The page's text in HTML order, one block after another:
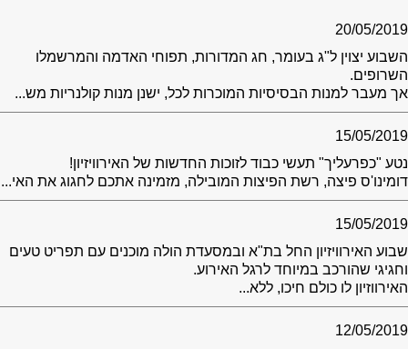
20/05/2019
השבוע יצוין ל"ג בעומר, חג המדורות, תפוחי האדמה והמרשמלו
השרופים.
אך מעבר למנות הבסיסיות המוכרות לכל, ישנן מנות קולנריות מש...
15/05/2019
נטע "כפרעליך" תעשי כבוד לזוכות החדשות של האירוויזיון!
דומינו'ס פיצה, רשת הפיצות המובילה, מזמינה אתכם לחגוג את האי...
15/05/2019
שבוע האירוויזיון החל בת"א ובמסעדת הולה מוכנים עם תפריט טעים
וחגיגי שהורכב במיוחד לרגל האירוע.
האירווזיון לו כולם חיכו, ללא...
12/05/2019